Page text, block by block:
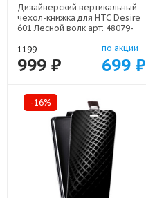
Дизайнерский вертикальный
чехол-книжка для HTC Desire
601 Лесной волк арт: 48079-
1199
999 ₽
по акции
699 ₽
-16%